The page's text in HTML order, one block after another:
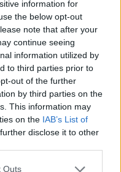
information for
the below opt-out
note that after your
continue seeing
information utilized by
to third parties prior to
out of the further
by third parties on the
This information may
on the IAB’s List of
disclose it to other
one or more Google
Outs